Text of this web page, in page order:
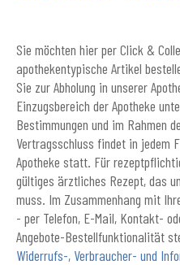
Sie möchten hier per Click &
apothekentypische Artikel
Sie zur Abholung in unserer
Einzugsbereich der Apotheke
Bestimmungen und im Rahmen
Vertragsschluss findet in jedem
Apotheke statt. Für
gültiges ärztliches Rezept, das
muss. Im Zusammenhang mit
- per Telefon, E-Mail, Kontakt-
Angebote-Bestellfunktionalität
Widerrufs-, Verbraucher- und